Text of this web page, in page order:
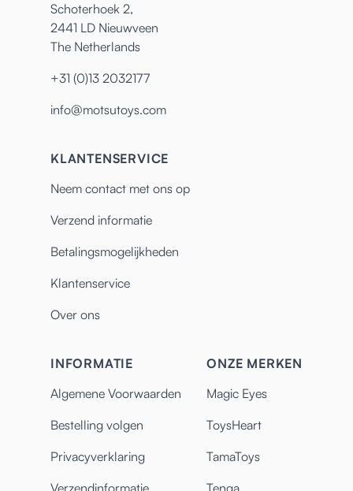
Schoterhoek 2,
2441 LD Nieuwveen
The Netherlands
+31 (0)13 2032177
info@motsutoys.com
KLANTENSERVICE
Neem contact met ons op
Verzend informatie
Betalingsmogelijkheden
Klantenservice
Over ons
INFORMATIE
Algemene Voorwaarden
Bestelling volgen
Privacyverklaring
Verzendinformatie
ONZE MERKEN
Magic Eyes
ToysHeart
TamaToys
Tenga